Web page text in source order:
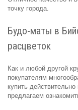
точку города.
Будо-маты в
расцветок
Как и любой другой
покупателям
купить
предлагаем